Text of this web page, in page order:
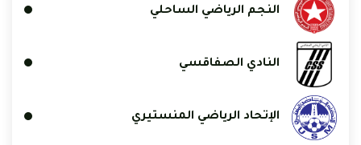
النجم الرياضي الساحلي
النادي الصفاقسي
الإتحاد الرياضي المنستيري